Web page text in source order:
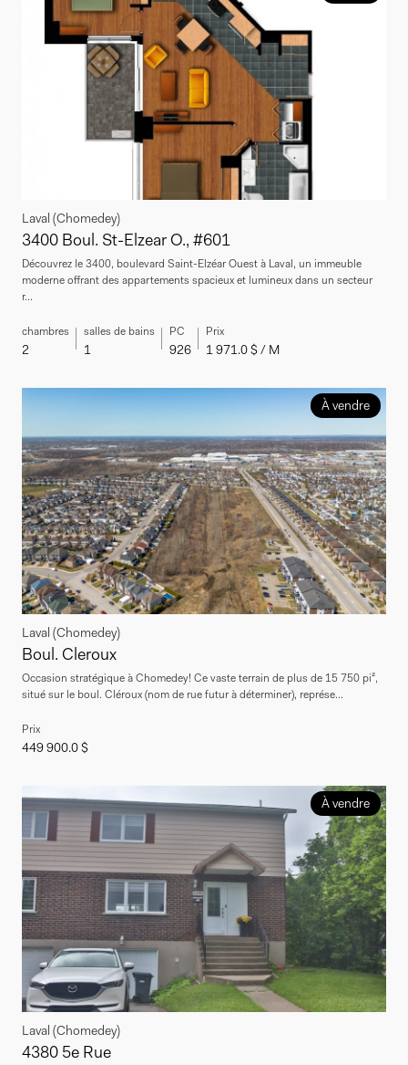
Laval (Chomedey)
3400 Boul. St-Elzear O., #601
Découvrez le 3400, boulevard Saint-Elzéar Ouest à Laval, un immeuble
moderne offrant des appartements spacieux et lumineux dans un secteur
r...
chambres
2
salles de bains
1
PC
926
Prix
1 971.0 $ / M
À vendre
Laval (Chomedey)
Boul. Cleroux
Occasion stratégique à Chomedey! Ce vaste terrain de plus de 15 750 pi²,
situé sur le boul. Cléroux (nom de rue futur à déterminer), représe...
Prix
449 900.0 $
À vendre
Laval (Chomedey)
4380 5e Rue